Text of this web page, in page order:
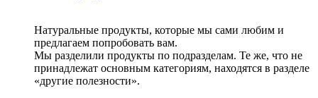
Натуральные продукты, которые мы сами любим и
предлагаем попробовать вам.
Мы разделили продукты по подразделам. Те же, что не
принадлежат основным категориям, находятся в разделе
«другие полезности».